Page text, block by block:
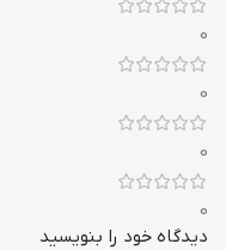
0
0
0
0
دیدگاه خود را بنویسید